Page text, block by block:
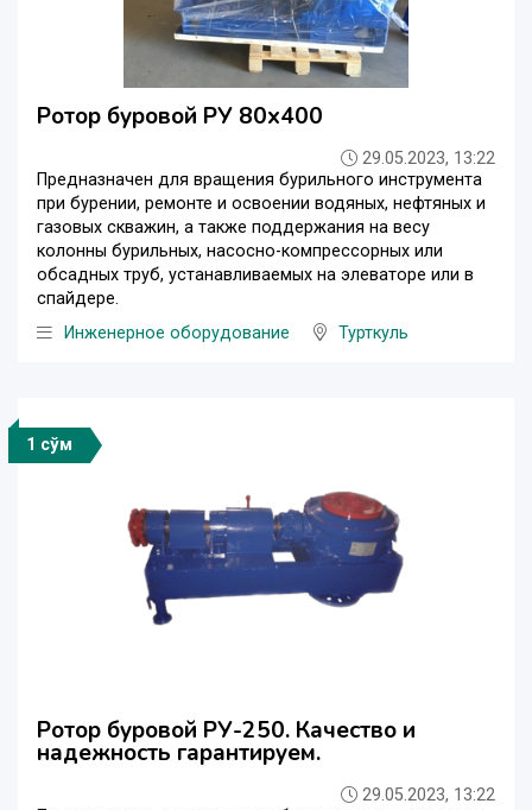
Ротор буровой РУ 80х400
29.05.2023, 13:22
Предназначен для вращения бурильного инструмента
при бурении, ремонте и освоении водяных, нефтяных и
газовых скважин, а также поддержания на весу
колонны бурильных, насосно-компрессорных или
обсадных труб, устанавливаемых на элеваторе или в
спайдере.
Инженерное оборудование
Турткуль
1 сўм
Ротор буровой РУ-250. Качество и
надежность гарантируем.
29.05.2023, 13:22